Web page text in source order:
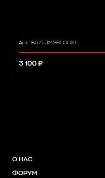
Арт.: 867TJMSBLOCK1
3 100 ₽
О НАС
ФОРУМ